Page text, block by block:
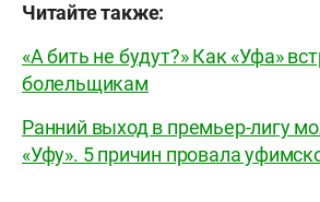
Читайте также:
«А бить не будут?» Как «Уфа»
болельщикам
Ранний выход в премьер-лигу
«Уфу». 5 причин провала